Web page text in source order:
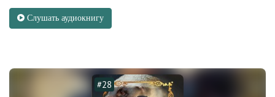
Слушать аудиокнигу
#28